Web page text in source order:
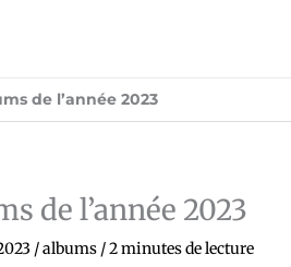
de l’année 2023
de l’année 2023
/albums /2 minutes de lecture